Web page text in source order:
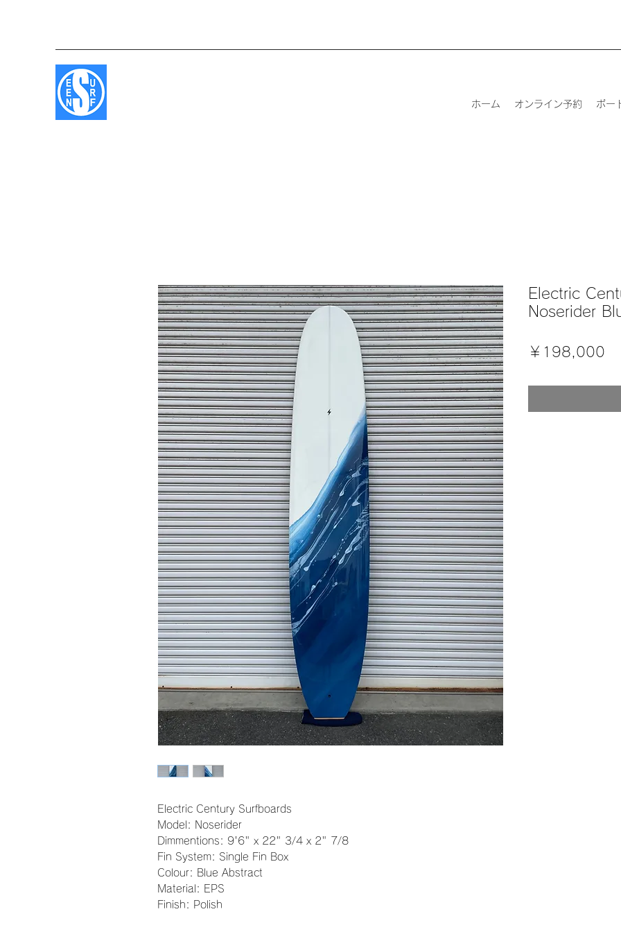
ホーム オンライン予約 ボー
Electric Century Surfboards
Model: Noserider
Dimmentions: 9'6" x 22" 3/4 x 2" 7/8
Fin System: Single Fin Box
Colour: Blue Abstract
Material: EPS
Finish: Polish
Electric
Noserider
￥198,000